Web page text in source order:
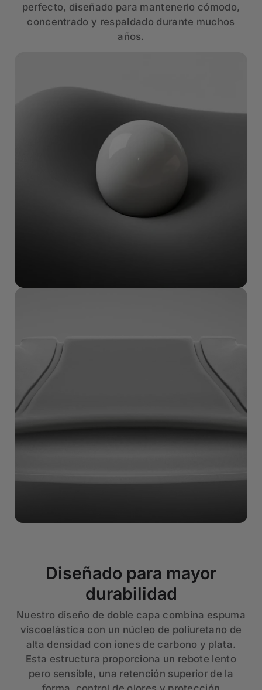
perfecto, diseñado para mantenerlo cómodo,
concentrado y respaldado durante muchos
años.
Diseñado para mayor
durabilidad
Nuestro diseño de doble capa combina espuma
viscoelástica con un núcleo de poliuretano de
alta densidad con iones de carbono y plata.
Esta estructura proporciona un rebote lento
pero sensible, una retención superior de la